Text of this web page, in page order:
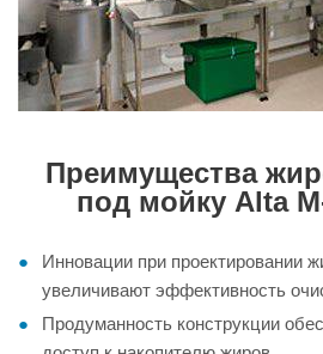
Преимущества
под мойку Alta
Инновации при проектировании
увеличивают эффективность
Продуманность конструкции